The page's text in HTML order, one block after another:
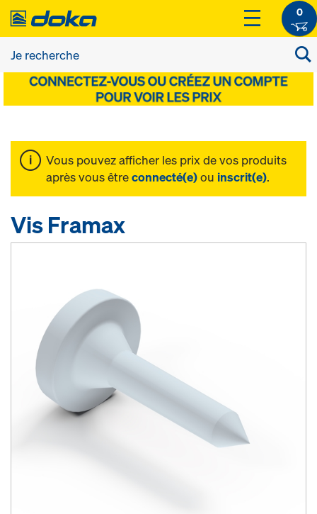
0
Vous pouvez afficher les prix de vos produits
après vous êtreconnecté(e)ou inscrit(e).
Vis Framax